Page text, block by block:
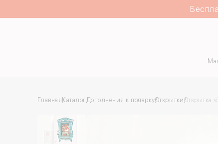
Главная КаталогДополнения к подаркуОткрыткиОткрытка